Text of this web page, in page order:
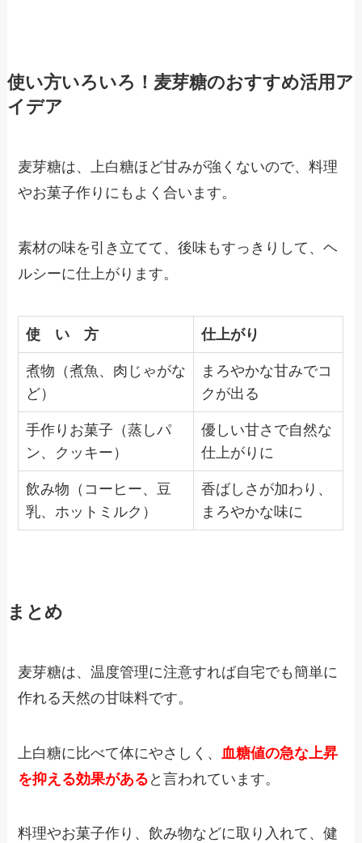
使い方いろいろ！麦芽糖のおすすめ活用ア
イデア
麦芽糖は、上白糖ほど甘みが強くないので、料理
やお菓子作りにもよく合います。
素材の味を引き立てて、後味もすっきりして、ヘ
ルシーに仕上がります。
使 い 方 仕上がり
煮物（煮魚、肉じゃがな
ど）
まろやかな甘みでコ
クが出る
手作りお菓子（蒸しパ
ン、クッキー）
優しい甘さで自然な
仕上がりに
飲み物（コーヒー、豆
乳、ホットミルク）
香ばしさが加わり、
まろやかな味に
まとめ
麦芽糖は、温度管理に注意すれば自宅でも簡単に
作れる天然の甘味料です。
上白糖に比べて体にやさしく、 血糖値の急な上昇
を抑える効果がある と言われています。
料理やお菓子作り、飲み物などに取り入れて、健